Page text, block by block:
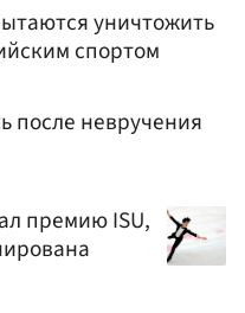
уничтожить
спортом
после невручения
премию ISU,